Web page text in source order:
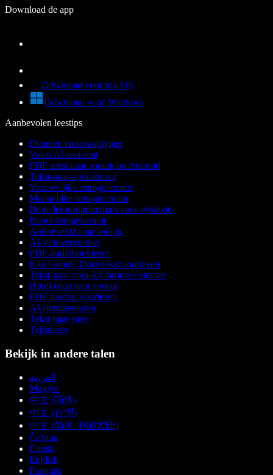
Download de app
Download voor macOS
Download voor Windows
Aanbevolen leestips
Dicteren en spraaktypen
Voice AI-assistent
PDF tekst naar spraak op Android
Tekst-naar-spraaklezer
Vrouwelijke stemgenerator
Mannelijke stemgenerator
Beste leesprogramma’s voor dyslexie
Robotstemgenerator
Anime tekst naar spraak
AI-stemvervormer
PDF-audioboeklezer
Kan Google Docs tekst voorlezen
Tekst-naar-spraak Chrome-extensie
Hindi tekst naar spraak
PDF hardop voorlezen
AI-stemgenerator
Tekst naar stem
Tekstlezer
Bekijk in andere talen
العربية
Magyar
中文 (简体)
中文 (台灣)
中文 (简体 中国大陆)
Čeština
Dansk
English
Français